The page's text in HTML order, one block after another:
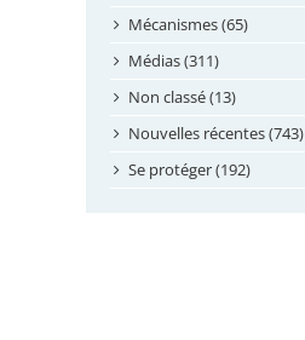
février 2024
janvier 2024
novembre 2023
octobre 2023
septembre 2023
Mécanismes (65)
Médias (311)
Non classé (13)
Nouvelles récentes (743)
Se protéger (192)